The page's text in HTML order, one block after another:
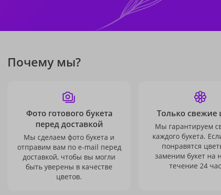
Почему мы?
Фото готового букета
перед доставкой
Мы сделаем фото букета и
отправим вам по e-mail перед
доставкой, чтобы вы могли
быть уверены в качестве
цветов.
Только свежие
Мы гарантируем
каждого букета.
понравятся
заменим букет на
течение 24